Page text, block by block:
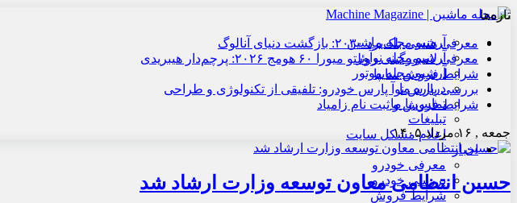
آرشیو مجله ماشین
آرشیو مجله نوآور
آرشیو مجله موتور
درباره ما
تماس با ما
تبلیغات
اعلام مشکل سایت
اخبار
معرفی خودرو
بررسی خودرو
شرایط فروش
تازه‌ها
معرفی هنسی بلک‌برد ۲۰۳۰: بازگشت دنیای آنالوگ
معرفی لامبورگینی روئلتو میورا ۶۰ هومج ۲۰۲۶: پرچم‌دار هیبریدی
شرایط فروش سایپا
بررسی پارس نوآ پارس خودرو: تلفیقی از تکنولوژی و طراحی
شرایط فروش و ثبت نام زامیاد
جمعه , ۱۶ مرداد ۱۴۰۵
حسین انتظامی معاون توسعه وزارت ارشاد شد